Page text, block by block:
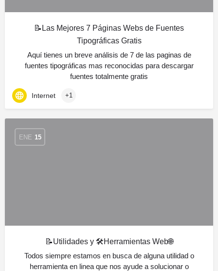
📝Las Mejores 7 Páginas Webs de Fuentes
Tipográficas Gratis
Aquí tienes un breve análisis de 7 de las paginas de
fuentes tipográficas mas reconocidas para descargar
fuentes totalmente gratis
Internet +1
ENE 15
📝Utilidades y 🛠️Herramientas Web🌐
Todos siempre estamos en busca de alguna utilidad o
herramienta en linea que nos ayude a solucionar o